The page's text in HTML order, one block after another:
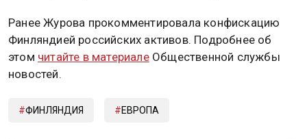
Ранее Журова прокомментировала конфискацию
Финляндией российских активов. Подробнее об
этом читайте в материалеОбщественной службы
новостей.
ФИНЛЯНДИЯ ЕВРОПА